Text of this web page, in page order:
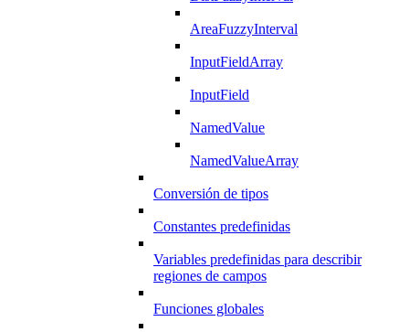
AreaFuzzyInterval
InputFieldArray
InputField
NamedValue
NamedValueArray
Conversión de tipos
Constantes predefinidas
Variables predefinidas para describir
regiones de campos
Funciones globales